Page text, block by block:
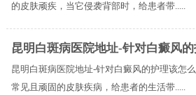
的皮肤顽疾，当它侵袭背部时，给患者带.....
昆明白斑病医院地址-针对白癜风
昆明白斑病医院地址-针对白癜风的护理该怎
常见且顽固的皮肤疾病，给患者的生活带.....